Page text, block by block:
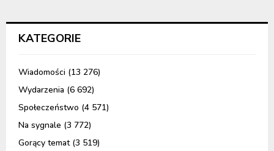
KATEGORIE
Wiadomości (13 276)
Wydarzenia (6 692)
Społeczeństwo (4 571)
Na sygnale (3 772)
Gorący temat(3 519)